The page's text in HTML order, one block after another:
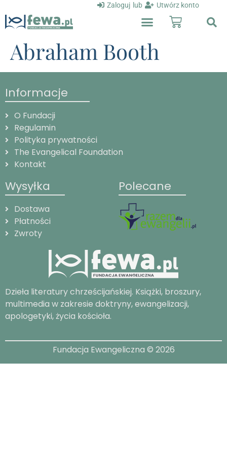
Zaloguj lub Utwórz konto
Abraham Booth
Informacje
O Fundacji
Regulamin
Polityka prywatności
The Evangelical Foundation
Kontakt
Wysyłka
Dostawa
Płatności
Zwroty
Polecane
Dzieła literatury chrześcijańskiej. Książki, broszury,
multimedia w zakresie doktryny, ewangelizacji,
apologetyki, życia kościoła.
Fundacja Ewangeliczna © 2026